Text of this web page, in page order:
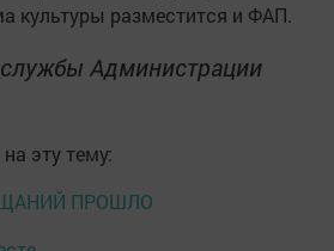
культуры разместится и ФАП.
Администрации
эту тему:
ПРОШЛО